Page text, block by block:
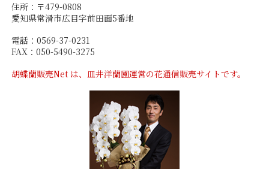
住所：〒479-0808
愛知県常滑市広目字前田面5番地
電話：0569-37-0231
FAX：050-5490-3275
胡蝶蘭販売Net は、皿井洋蘭園運営の花通信販売サイトです。